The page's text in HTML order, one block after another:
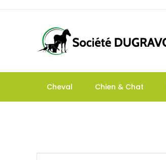
Cheval Chien & Chat